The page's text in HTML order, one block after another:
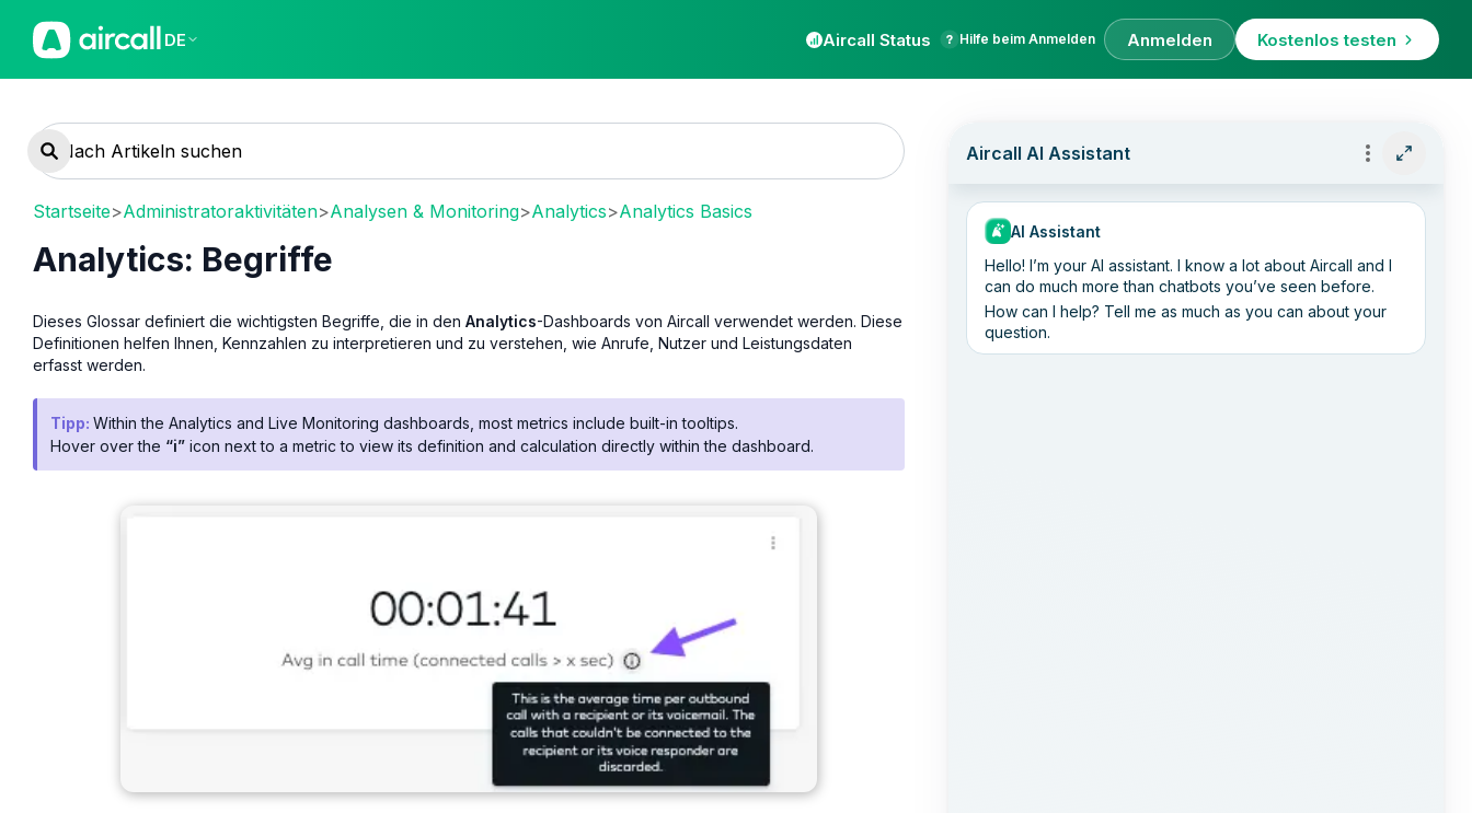
DE Aircall Status Hilfe beim Anmelden Anmelden Kostenlos testen
Startseite>Administratoraktivitäten>Analysen & Monitoring>Analytics>Analytics Basics
Analytics: Begriffe
Dieses Glossar definiert die wichtigsten Begriffe, die in den Analytics-Dashboards von Aircall verwendet werden. Diese
Definitionen helfen Ihnen, Kennzahlen zu interpretieren und zu verstehen, wie Anrufe, Nutzer und Leistungsdaten
erfasst werden.
Tipp: Within the Analytics and Live Monitoring dashboards, most metrics include built-in tooltips.
Hover over the “i” icon next to a metric to view its definition and calculation directly within the dashboard.